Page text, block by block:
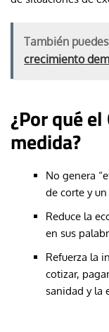
También
crecimiento
¿Por qué
medida?
No genera
de corte y
Reduce la
en sus
Refuerza la
cotizar,
sanidad y la